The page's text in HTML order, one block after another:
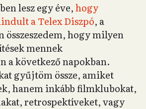
lesz egy éve,hogy
a Telex Diszpó, a
hogy milyen
mennek
a következő napokban.
gyűjtöm össze, amiket
hanem inkább filmklubokat,
retrospektíveket, vagy